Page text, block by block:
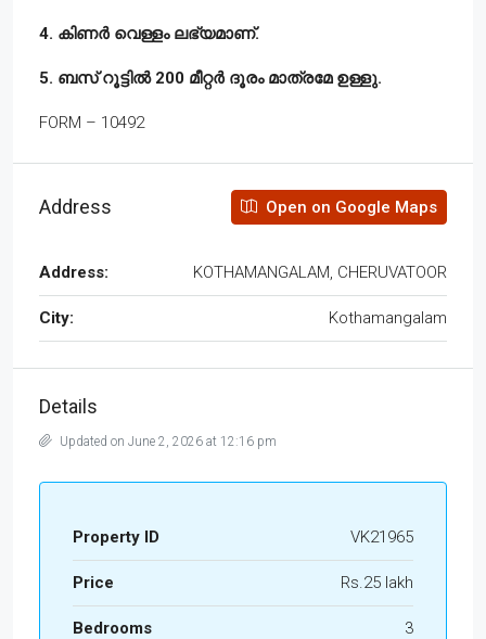
4. കിണർ വെള്ളം ലഭ്യമാണ്.
5. ബസ് റൂട്ടിൽ 200 മീറ്റർ ദൂരം മാത്രമേ ഉള്ളു.
FORM – 10492
Address Open on Google Maps
Address: KOTHAMANGALAM, CHERUVATOOR
City: Kothamangalam
Details
Updated on June 2, 2026 at 12:16 pm
Property ID VK21965
Price Rs.25 lakh
Bedrooms 3